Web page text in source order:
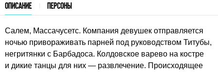
ОПИСАНИЕ ПЕРСОНЫ
Салем, Массачусетс. Компания девушек отправляется
ночью привораживать парней под руководством Титубы,
негритянки с Барбадоса. Колдовское варево на костре
и дикие танцы для них — развлечение. Происходящее